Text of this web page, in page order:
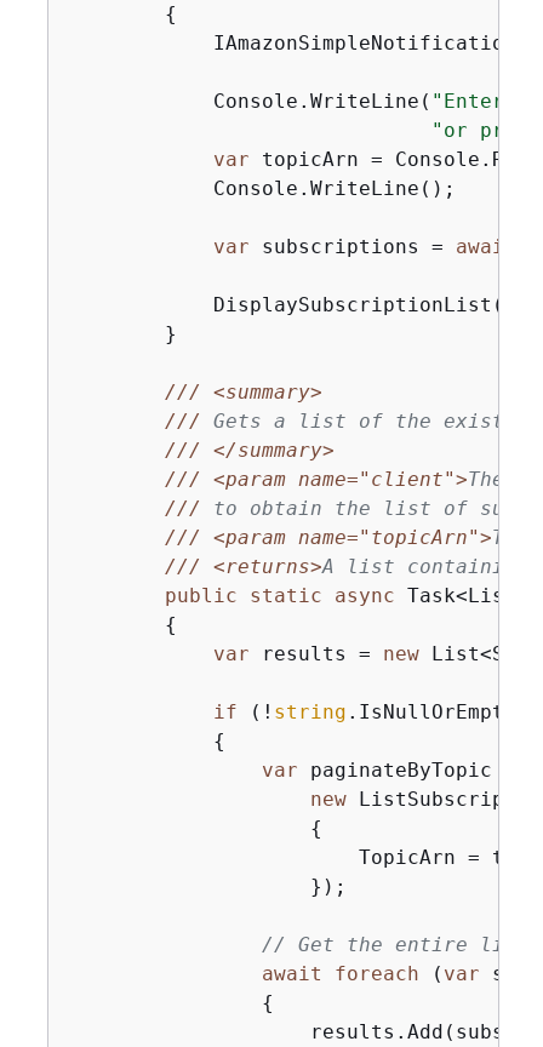
{
            Console.WriteLine(
"Enter
"or
var topicArn =
            Console.WriteLine();
var subscriptions = await
        }
///
<summary>
/// Gets a list of the existing
///
</summary>
///
<param name="client">The
/// to obtain the list of
///
<param name="topicArn">
///
<returns>A list containing
public
static async
{
var results = new
if (! string
{
var paginateByTopic =
new
{
TopicArn =
                    });
// Get the entire list
await
foreach ( var
{